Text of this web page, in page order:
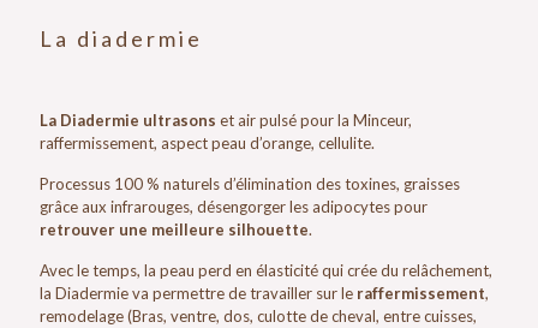
La diadermie
La Diadermie ultrasons et air pulsé pour la Minceur,
raffermissement, aspect peau d’orange, cellulite.
Processus 100 % naturels d’élimination des toxines, graisses
grâce aux infrarouges, désengorger les adipocytes pour
retrouver une meilleure silhouette.
Avec le temps, la peau perd en élasticité qui crée du relâchement,
la Diadermie va permettre de travailler sur le raffermissement,
remodelage (Bras, ventre, dos, culotte de cheval, entre cuisses,